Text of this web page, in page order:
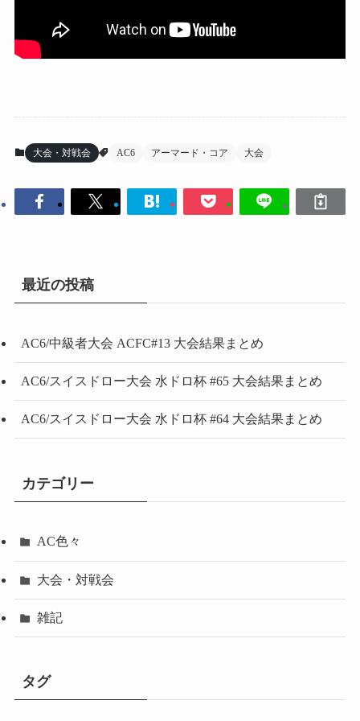
大会・対戦会 AC6 アーマード・コア 大会
最近の投稿
AC6/中級者大会 ACFC#13 大会結果まとめ
AC6/スイスドロー大会 水ドロ杯 #65 大会結果まとめ
AC6/スイスドロー大会 水ドロ杯 #64 大会結果まとめ
カテゴリー
AC色々
大会・対戦会
雑記
タグ